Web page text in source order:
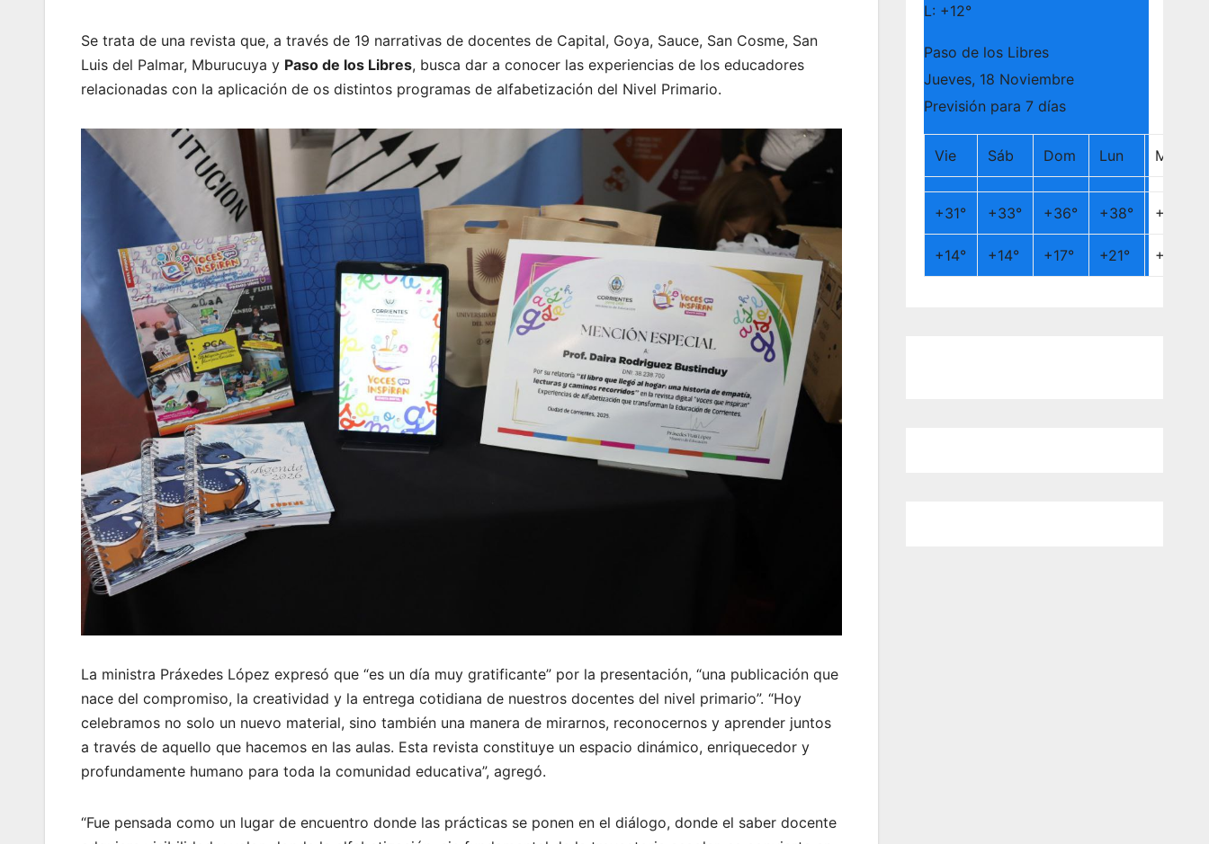
Se trata de una revista que, a través de 19 narrativas de docentes de Capital, Goya, Sauce, San Cosme, San
Luis del Palmar, Mburucuya y Paso de los Libres, busca dar a conocer las experiencias de los educadores
relacionadas con la aplicación de os distintos programas de alfabetización del Nivel Primario.
La ministra Práxedes López expresó que “es un día muy gratificante” por la presentación, “una publicación que
nace del compromiso, la creatividad y la entrega cotidiana de nuestros docentes del nivel primario”. “Hoy
celebramos no solo un nuevo material, sino también una manera de mirarnos, reconocernos y aprender juntos
a través de aquello que hacemos en las aulas. Esta revista constituye un espacio dinámico, enriquecedor y
profundamente humano para toda la comunidad educativa”, agregó.
“Fue pensada como un lugar de encuentro donde las prácticas se ponen en el diálogo, donde el saber docente
L: +12°
Paso de los Libres
Jueves, 18 Noviembre
Previsión para 7 días
Vie Sáb Dom Lun Mar
+31° +33° +36° +38° +
+14° +14° +17° +21° +